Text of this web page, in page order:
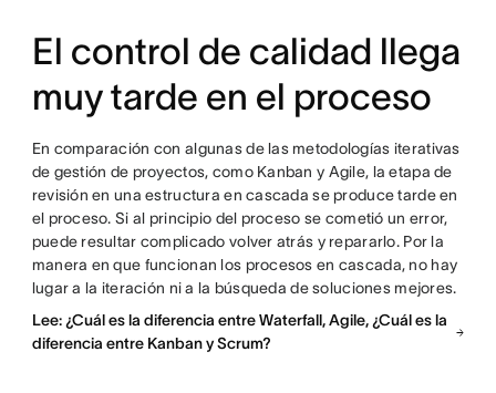
El control de calidad llega
muy tarde en el proceso
En comparación con algunas de las metodologías iterativas
de gestión de proyectos, como Kanban y Agile, la etapa de
revisión en una estructura en cascada se produce tarde en
el proceso. Si al principio del proceso se cometió un error,
puede resultar complicado volver atrás y repararlo. Por la
manera en que funcionan los procesos en cascada, no hay
lugar a la iteración ni a la búsqueda de soluciones mejores.
Lee: ¿Cuál es la diferencia entre Waterfall, Agile, ¿Cuál es la
diferencia entre Kanban y Scrum?